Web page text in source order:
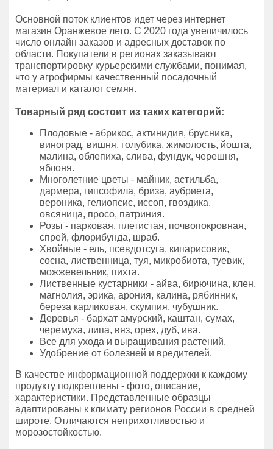
Основной поток клиентов идет через интернет
магазин Оранжевое лето. С 2020 года увеличилось
число онлайн заказов и адресных доставок по
области. Покупатели в регионах заказывают
транспортировку курьерскими службами, понимая,
что у агрофирмы качественный посадочный
материал и каталог семян.
Товарный ряд состоит из таких категорий:
Плодовые - абрикос, актинидия, брусника,
виноград, вишня, голубика, жимолость, йошта,
малина, облепиха, слива, фундук, черешня,
яблоня.
Многолетние цветы - майник, астильба,
дармера, гипсофила, бриза, аубриета,
вероника, гелиопсис, иссоп, гвоздика,
овсяница, просо, патриния.
Розы - парковая, плетистая, почвопокровная,
спрей, флорибунда, шраб.
Хвойные - ель, псевдотсуга, кипарисовик,
сосна, лиственница, туя, микробиота, туевик,
можжевельник, пихта.
Лиственные кустарники - айва, бирючина, клен,
магнолия, эрика, арония, калина, рябинник,
береза карликовая, скумпия, чубушник.
Деревья - бархат амурский, каштан, сумах,
черемуха, липа, вяз, орех, дуб, ива.
Все для ухода и выращивания растений.
Удобрение от болезней и вредителей.
В качестве информационной поддержки к каждому
продукту подкреплены - фото, описание,
характеристики. Представленные образцы
адаптированы к климату регионов России в средней
широте. Отличаются неприхотливостью и
морозостойкостью.